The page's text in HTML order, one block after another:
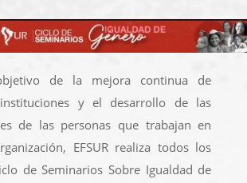
de la mejora continua de
y el desarrollo de las
de las personas que trabajan en
EFSUR realiza todos los
de Seminarios Sobre Igualdad de